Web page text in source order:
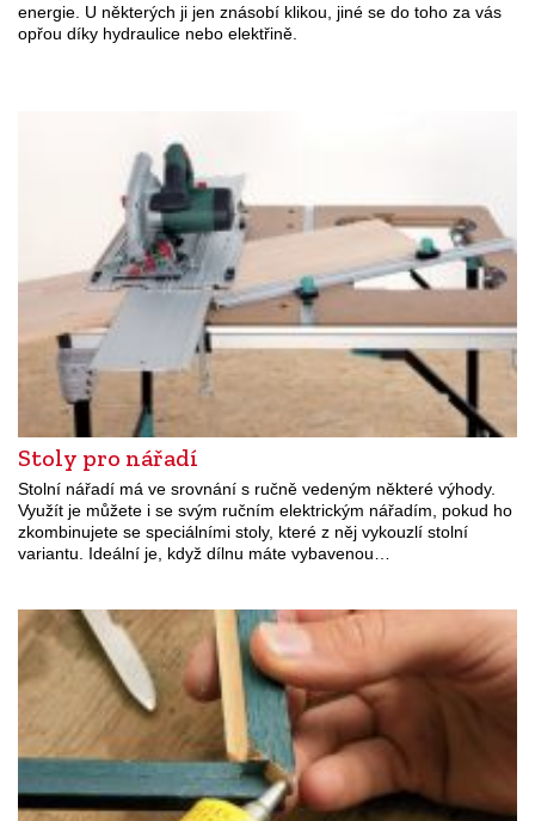
energie. U některých ji jen znásobí klikou, jiné se do toho za vás
opřou díky hydraulice nebo elektřině.
Stoly pro nářadí
Stolní nářadí má ve srovnání s ručně vedeným některé výhody.
Využít je můžete i se svým ručním elektrickým nářadím, pokud ho
zkombinujete se speciálními stoly, které z něj vykouzlí stolní
variantu. Ideální je, když dílnu máte vybavenou…